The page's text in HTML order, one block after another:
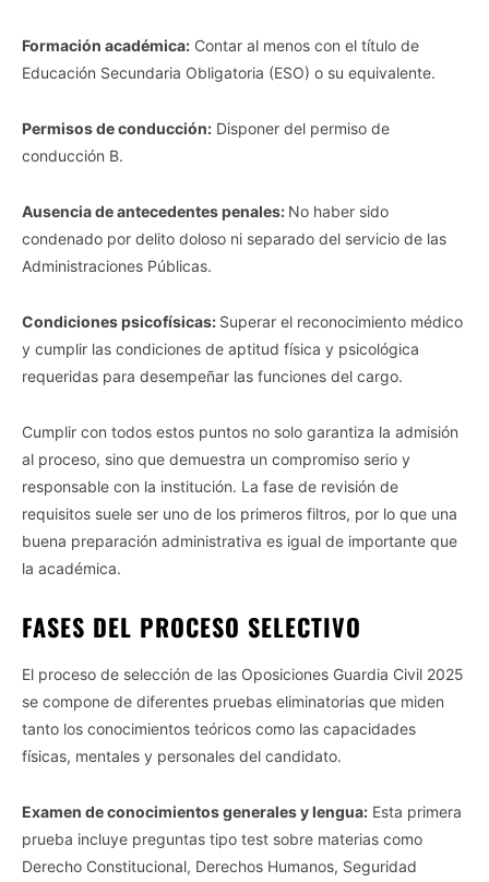
Formación académica: Contar al menos con el título de
Educación Secundaria Obligatoria (ESO) o su equivalente.
Permisos de conducción: Disponer del permiso de
conducción B.
Ausencia de antecedentes penales: No haber sido
condenado por delito doloso ni separado del servicio de las
Administraciones Públicas.
Condiciones psicofísicas: Superar el reconocimiento médico
y cumplir las condiciones de aptitud física y psicológica
requeridas para desempeñar las funciones del cargo.
Cumplir con todos estos puntos no solo garantiza la admisión
al proceso, sino que demuestra un compromiso serio y
responsable con la institución. La fase de revisión de
requisitos suele ser uno de los primeros filtros, por lo que una
buena preparación administrativa es igual de importante que
la académica.
FASES DEL PROCESO SELECTIVO
El proceso de selección de las Oposiciones Guardia Civil 2025
se compone de diferentes pruebas eliminatorias que miden
tanto los conocimientos teóricos como las capacidades
físicas, mentales y personales del candidato.
Examen de conocimientos generales y lengua: Esta primera
prueba incluye preguntas tipo test sobre materias como
Derecho Constitucional, Derechos Humanos, Seguridad